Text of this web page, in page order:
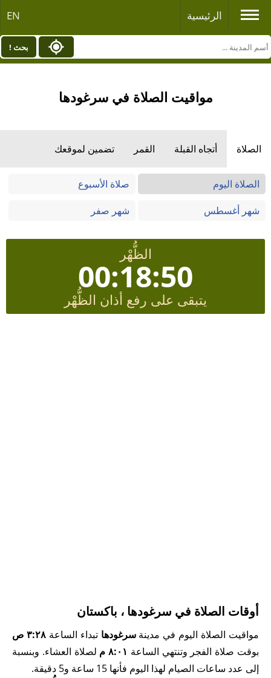
الرئيسية EN
بحث !
مواقيت الصلاة في سرغودها
الصلاة أتجاه القبلة القمر تضمين لموقعك
الصلاة اليوم
صلاة الأسبوع
شهر أغسطس
شهر صفر
الظُّهْر
00:18:50
يتبقى على رفع أذان الظُّهْر
أوقات الصلاة في سرغودها ، باكستان
مواقيت الصلاة اليوم في مدينةسرغودها تبداء الساعة٣:٢٨ ص
بوقت صلاة الفجر وتنتهي الساعة ٨:٠١ م
لصلاة العشاء. وبنسبة
إلى عدد ساعات الصيام لهذا اليوم فأنها 15 ساعة و5 دقيقة.